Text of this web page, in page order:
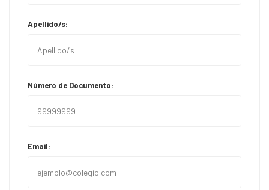
Apellido/s:
Número de Documento:
Email: